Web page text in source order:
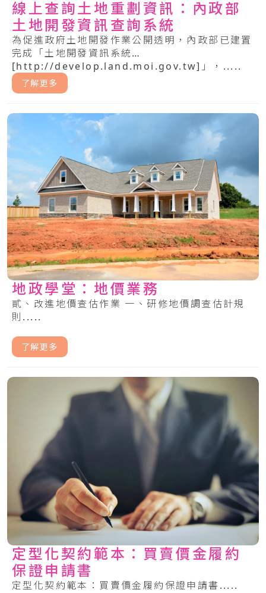
線上查詢土地重劃資訊：內政部
土地開發資訊查詢系統
為促進政府土地開發作業公開透明，內政部已建置
完成「土地開發資訊系統
[http://develop.land.moi.gov.tw]」，.....
了解更多
地政學堂：地價業務
貳、改進地價查估作業 一、研修地價調查估計規
則.....
了解更多
定型化契約範本：買賣價金履約
保證申請書
定型化契約範本：買賣價金履約保證申請書.....